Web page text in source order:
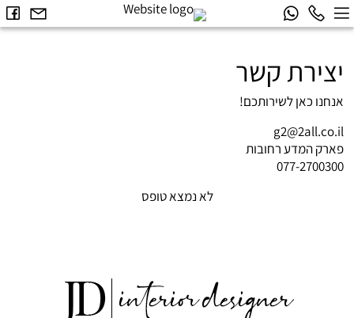
יצירת קשר
אנחנו כאן לשירותכם!
g2@2all.co.il
פארק המדע רחובות
077-2700300
לא נמצא טופס